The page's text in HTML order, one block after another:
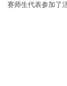
赛师生代表参加了